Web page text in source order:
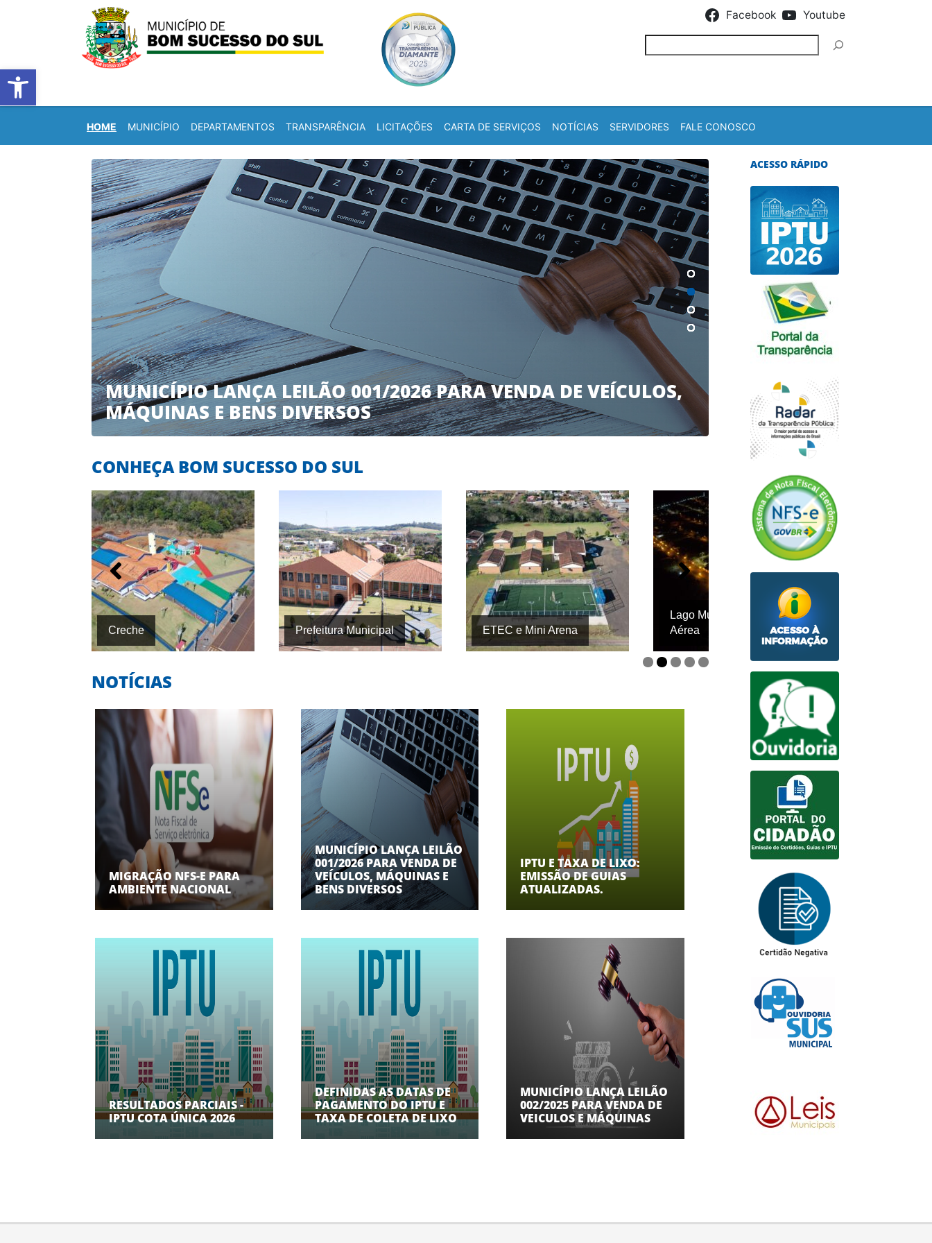
Facebook Youtube
HOME MUNICÍPIO DEPARTAMENTOS TRANSPARÊNCIA LICITAÇÕES CARTA DE SERVIÇOS NOTÍCIAS SERVIDORES FALE CONOSCO
MUNICÍPIO LANÇA LEILÃO 001/2026 PARA VENDA DE VEÍCULOS,
MÁQUINAS E BENS DIVERSOS
CONHEÇA BOM SUCESSO DO SUL
Creche Prefeitura Municipal ETEC e Mini Arena
Lago Municipal Vista
Aérea
NOTÍCIAS
MIGRAÇÃO NFS-E PARA
AMBIENTE NACIONAL
MUNICÍPIO LANÇA LEILÃO
001/2026 PARA VENDA DE
VEÍCULOS, MÁQUINAS E
BENS DIVERSOS
IPTU E TAXA DE LIXO:
EMISSÃO DE GUIAS
ATUALIZADAS.
RESULTADOS PARCIAIS -
IPTU COTA ÚNICA 2026
DEFINIDAS AS DATAS DE
PAGAMENTO DO IPTU E
TAXA DE COLETA DE LIXO
MUNICÍPIO LANÇA LEILÃO
002/2025 PARA VENDA DE
VEICULOS E MÁQUINAS
ACESSO RÁPIDO
Barra de Ferramentas Aberta